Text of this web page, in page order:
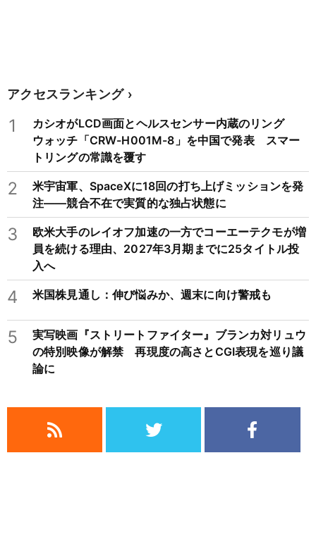
アクセスランキング
1
カシオがLCD画面とヘルスセンサー内蔵のリング
ウォッチ「CRW-H001M-8」を中国で発表 スマー
トリングの常識を覆す
2
米宇宙軍、SpaceXに18回の打ち上げミッションを発
注——競合不在で実質的な独占状態に
3
欧米大手のレイオフ加速の一方でコーエーテクモが増
員を続ける理由、2027年3月期までに25タイトル投
入へ
4 米国株見通し：伸び悩みか、週末に向け警戒も
5
実写映画『ストリートファイター』ブランカ対リュウ
の特別映像が解禁 再現度の高さとCGI表現を巡り議
論に